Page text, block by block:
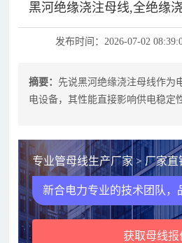
黑河绝缘浇注母线,全绝缘
发布时间：2026-07-02
摘要：先说黑河绝缘浇注母线作为
电设备，其性能直接影响供电稳定
专业管母线生产厂家 > 厂家直
新合电力专业的技术团队，
获取母线报